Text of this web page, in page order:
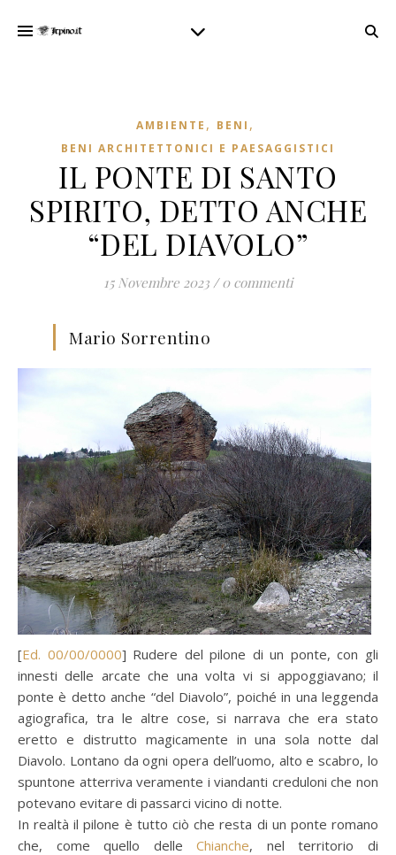
AMBIENTE , BENI ,
BENI ARCHITETTONICI E PAESAGGISTICI
IL PONTE DI SANTO
SPIRITO, DETTO ANCHE
“DEL DIAVOLO”
15 Novembre 2023 / 0 commenti
Mario Sorrentino
[ Ed. 00/00/0000] Rudere del pilone di un ponte, con gli
innesti delle arcate che una volta vi si appoggiavano; il
ponte è detto anche “del Diavolo”, poiché in una leggenda
agiografica, tra le altre cose, si narrava che era stato
eretto e distrutto magicamente in una sola notte dal
Diavolo. Lontano da ogni opera dell’uomo, alto e scabro, lo
spuntone atterriva veramente i viandanti creduloni che non
potevano evitare di passarci vicino di notte.
In realtà il pilone è tutto ciò che resta di un ponte romano
che, come quello delleChianche, nel territorio di